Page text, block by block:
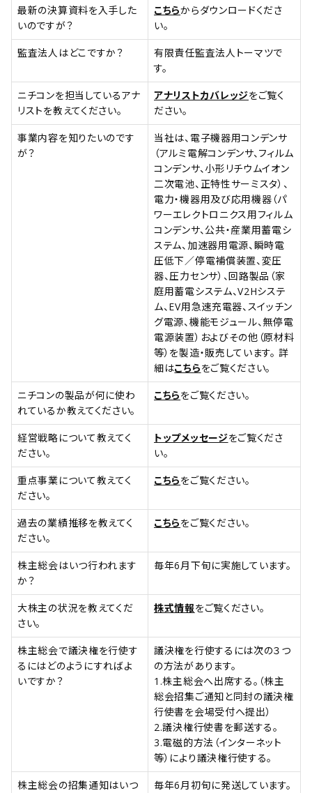
最新の決算資料を入手した
いのですが？
こちらからダウンロードくださ
い。
監査法人はどこですか？
有限責任監査法人トーマツで
す。
ニチコンを担当しているアナ
リストを教えてください。
アナリストカバレッジをご覧く
ださい。
事業内容を知りたいのです
が？
当社は、電子機器用コンデンサ
（アルミ電解コンデンサ、フィルム
コンデンサ、小形リチウムイオン
二次電池、正特性サーミスタ）、
電力・機器用及び応用機器（パ
ワーエレクトロニクス用フィルム
コンデンサ、公共・産業用蓄電シ
ステム、加速器用電源、瞬時電
圧低下／停電補償装置、変圧
器、圧力センサ）、回路製品（家
庭用蓄電システム、V2Hシステ
ム、EV用急速充電器、スイッチン
グ電源、機能モジュール、無停電
電源装置）およびその他（原材料
等）を製造・販売しています。 詳
細はこちらをご覧ください。
ニチコンの製品が何に使わ
れているか教えてください。
こちらをご覧ください。
経営戦略について教えてく
ださい。
トップメッセージをご覧くださ
い。
重点事業について教えてく
ださい。
こちらをご覧ください。
過去の業績推移を教えてく
ださい。
こちらをご覧ください。
株主総会はいつ行われます
か？
毎年6月下旬に実施しています。
大株主の状況を教えてくだ
さい。
株式情報をご覧ください。
株主総会で議決権を行使す
るにはどのようにすればよ
いですか？
議決権を行使するには次の３つ
の方法があります。
1.株主総会へ出席する。（株主
総会招集ご通知と同封の議決権
行使書を会場受付へ提出）
2.議決権行使書を郵送する。
3.電磁的方法（インターネット
等）により議決権行使する。
株主総会の招集通知はいつ
毎年6月初旬に発送しています。